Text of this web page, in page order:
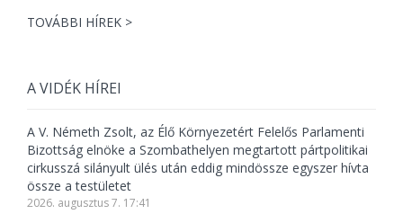
TOVÁBBI HÍREK >
A VIDÉK HÍREI
A V. Németh Zsolt, az Élő Környezetért Felelős Parlamenti
Bizottság elnöke a Szombathelyen megtartott pártpolitikai
cirkusszá silányult ülés után eddig mindössze egyszer hívta
össze a testületet
2026. augusztus 7. 17:41